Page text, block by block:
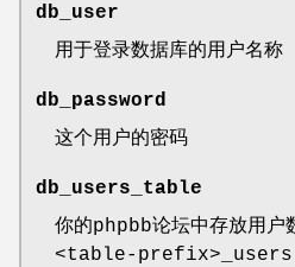
db_user
用于登录数据库的用户名称
db_password
这个用户的密码
db_users_table
你的phpbb论坛中存放用户
<table-prefix>_users